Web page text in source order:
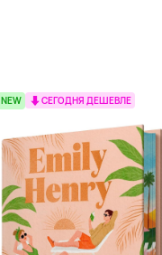
NEW СЕГОДНЯ ДЕШЕВЛЕ